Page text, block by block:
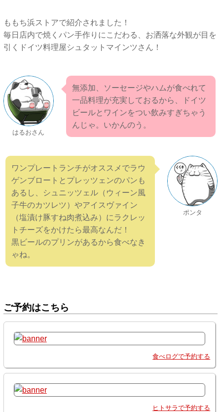
ももち浜ストアで紹介されました！
毎日店内で焼くパン手作りにこだわる、お洒落な外観が目を
引くドイツ料理屋シュタットマインツさん！
はるおさん
無添加、ソーセージやハムが食べれて
一品料理が充実しておるから、ドイツ
ビールとワインをつい飲みすぎちゃう
んじゃ。いかんのう。
ポンタ
ワンプレートランチがオススメでラウ
ゲンブロートとプレッツェンのパンも
あるし、シュニッツェル（ウィーン風
子牛のカツレツ）やアイスヴァイン
（塩漬け豚すね肉煮込み）にラクレッ
トチーズをかけたら最高なんだ！
黒ビールのプリンがあるから食べなき
ゃね。
ご予約はこちら
食べログで予約する
ヒトサラで予約する